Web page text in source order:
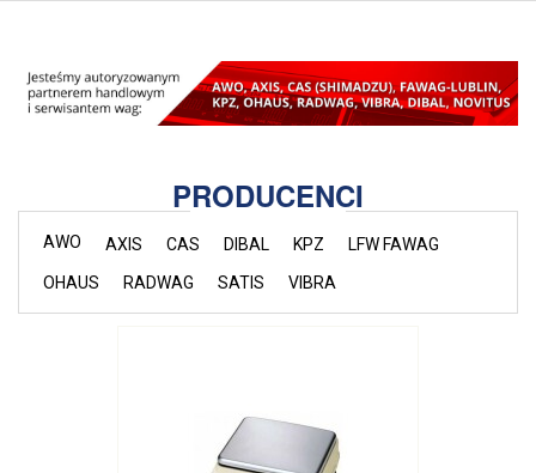
PRODUCENCI
AWO AXIS CAS DIBAL KPZ
LFW FAWAG
OHAUS
RADWAG SATIS VIBRA